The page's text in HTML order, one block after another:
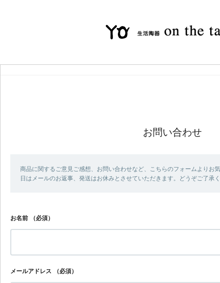
お問い合わせ
商品に関するご意見ご感想、お問い合わせなど、こちらのフォームよりお
日はメールのお返事、発送はお休みとさせていただきます。どうぞご了承
お名前 （必須）
メールアドレス （必須）